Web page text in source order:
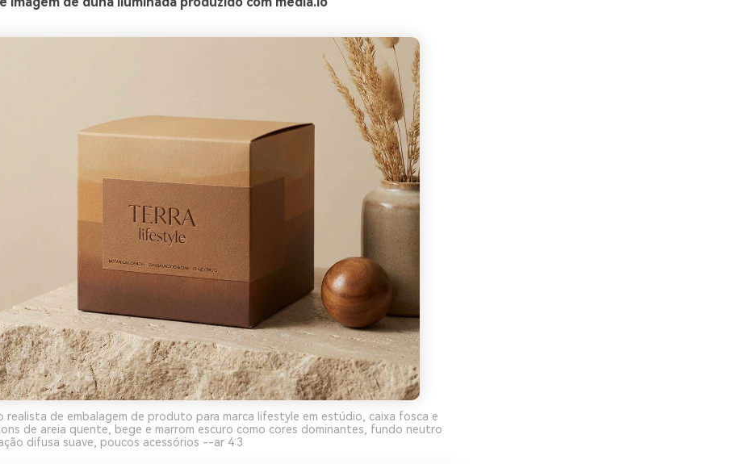
realista de embalagem de produto para marca lifestyle em estúdio, caixa fosca e
de areia quente, bege e marrom escuro como cores dominantes, fundo neutro
difusa suave, poucos acessórios --ar 4:3